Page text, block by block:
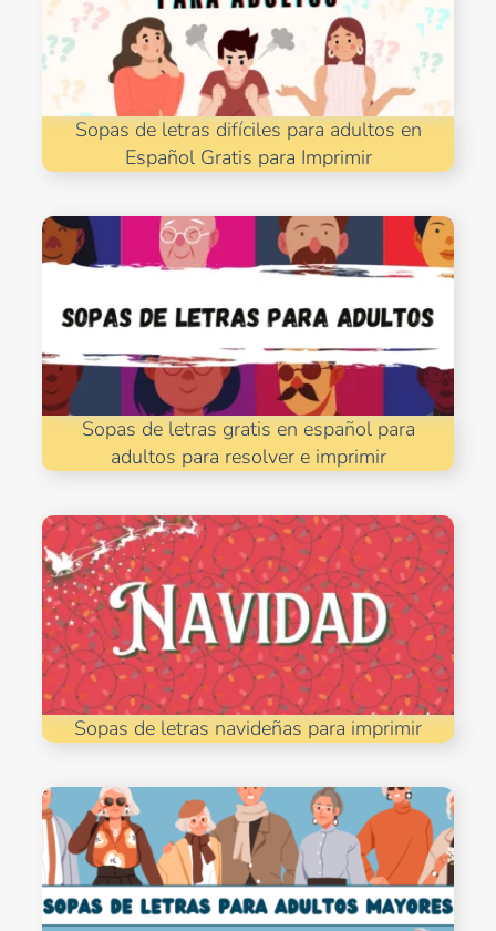
Sopas de letras difíciles para adultos en
Español Gratis para Imprimir
Sopas de letras gratis en español para
adultos para resolver e imprimir
Sopas de letras navideñas para imprimir